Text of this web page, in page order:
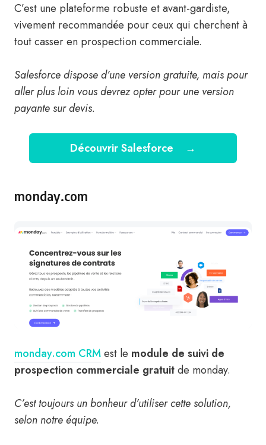
C’est une plateforme robuste et avant-gardiste,
vivement recommandée pour ceux qui cherchent à
tout casser en prospection commerciale.
Salesforce dispose d’une version gratuite, mais pour
aller plus loin vous devrez opter pour une version
payante sur devis.
Découvrir Salesforce →
monday.com
monday.com CRMest le module de suivi de
prospection commerciale gratuitde monday.
C’est toujours un bonheur d’utiliser cette solution,
selon notre équipe.